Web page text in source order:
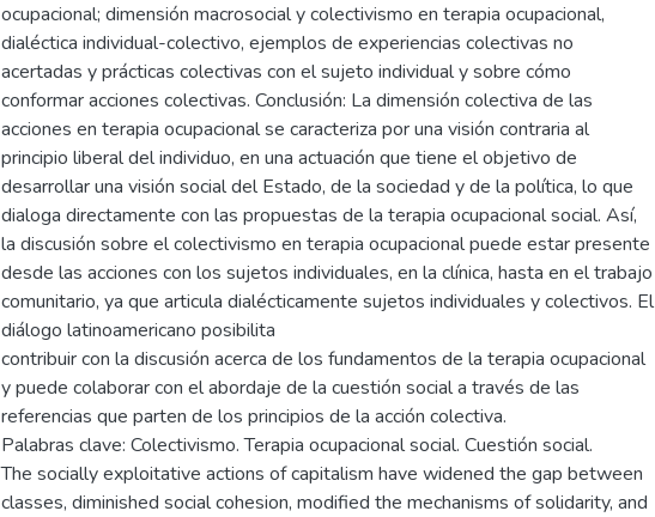
ocupacional; dimensión macrosocial y colectivismo en terapia ocupacional,
dialéctica individual-colectivo, ejemplos de experiencias colectivas no
acertadas y prácticas colectivas con el sujeto individual y sobre cómo
conformar acciones colectivas. Conclusión: La dimensión colectiva de las
acciones en terapia ocupacional se caracteriza por una visión contraria al
principio liberal del individuo, en una actuación que tiene el objetivo de
desarrollar una visión social del Estado, de la sociedad y de la política, lo que
dialoga directamente con las propuestas de la terapia ocupacional social. Así,
la discusión sobre el colectivismo en terapia ocupacional puede estar presente
desde las acciones con los sujetos individuales, en la clínica, hasta en el trabajo
comunitario, ya que articula dialécticamente sujetos individuales y colectivos. El
diálogo latinoamericano posibilita
contribuir con la discusión acerca de los fundamentos de la terapia ocupacional
y puede colaborar con el abordaje de la cuestión social a través de las
referencias que parten de los principios de la acción colectiva.
Palabras clave: Colectivismo. Terapia ocupacional social. Cuestión social.
The socially exploitative actions of capitalism have widened the gap between
classes, diminished social cohesion, modified the mechanisms of solidarity, and